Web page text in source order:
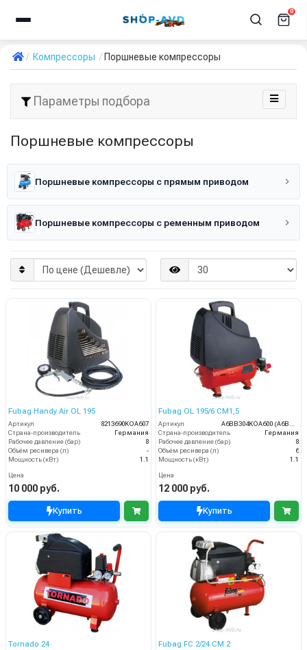
0
Компрессоры Поршневые компрессоры
Параметры подбора
Поршневые компрессоры
Поршневые компрессоры с прямым приводом
Поршневые компрессоры с ременным приводом
Fubag Handy Air OL 195
Артикул
8213690KOA607
Страна-производитель
Германия
Рабочее давление (бар)
8
Объём ресивера (л)
-
Мощность (кВт)
1.1
Цена
10 000 руб.
Купить
Fubag OL 195/6 CM1,5
Артикул
Страна-производитель
Германия
Рабочее давление (бар)
8
Объём ресивера (л)
6
Мощность (кВт)
1.1
Цена
12 000 руб.
Купить
Tornаdo 24 Fubag FC 2/24 CM 2